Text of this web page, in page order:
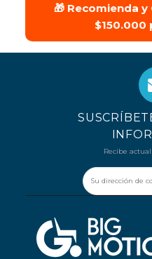
🎁 Recomienda
Recibe